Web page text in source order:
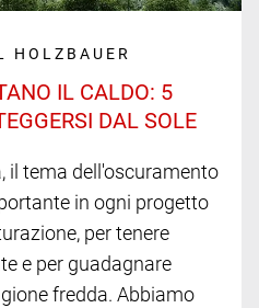
IL CALDO: 5
DAL SOLE
il tema dell'oscuramento
in ogni progetto
per tenere
e per guadagnare
fredda. Abbiamo